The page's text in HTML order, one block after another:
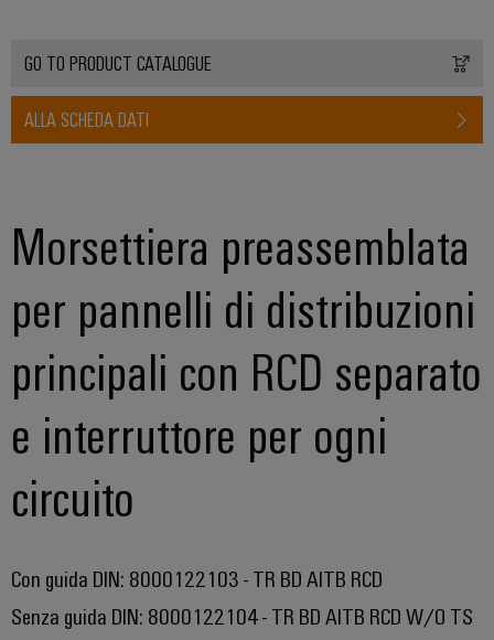
GO TO PRODUCT CATALOGUE
ALLA SCHEDA DATI
Morsettiera preassemblata
per pannelli di distribuzioni
principali con RCD separato
e interruttore per ogni
circuito
Con guida DIN: 8000122103 - TR BD AITB RCD
Senza guida DIN: 8000122104 - TR BD AITB RCD W/O TS